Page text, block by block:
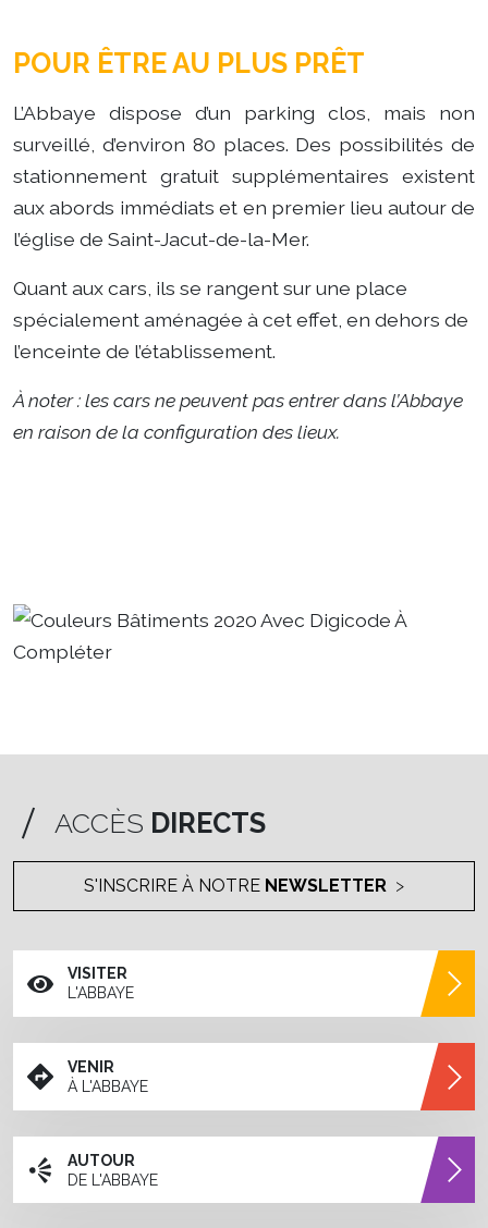
POUR ÊTRE AU PLUS PRÊT
L’Abbaye dispose d’un parking clos, mais non
surveillé, d’environ 80 places. Des possibilités de
stationnement gratuit supplémentaires existent
aux abords immédiats et en premier lieu autour de
l’église de Saint-Jacut-de-la-Mer.
Quant aux cars, ils se rangent sur une place
spécialement aménagée à cet effet, en dehors de
l’enceinte de l’établissement.
À noter : les cars ne peuvent pas entrer dans l’Abbaye
en raison de la configuration des lieux.
ACCÈS DIRECTS
S'INSCRIRE À NOTRE NEWSLETTER
VISITER
L'ABBAYE
VENIR
À L'ABBAYE
AUTOUR
DE L'ABBAYE